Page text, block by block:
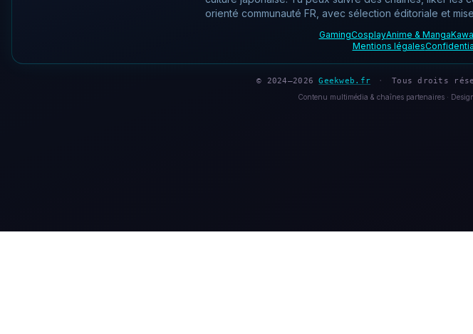
orienté communauté FR, avec sélection éditoriale et
GamingCosplayAnime & Manga
Mentions légales
© 2024–2026Geekweb.fr · Tous droits
Contenu multimédia & chaînes partenaires ·